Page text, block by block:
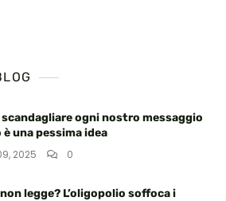
scandagliare ogni nostro messaggio
una pessima idea
2025
0
non legge? L’oligopolio soffoca i